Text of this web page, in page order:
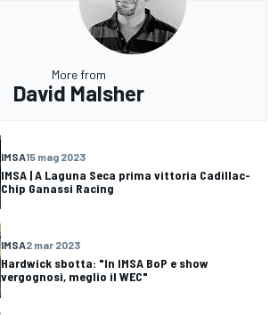
More from
David Malsher
IMSA15 mag 2023
IMSA | A Laguna Seca prima vittoria Cadillac-
Chip Ganassi Racing
IMSA2 mar 2023
Hardwick sbotta: "In IMSA BoP e show
vergognosi, meglio il WEC"